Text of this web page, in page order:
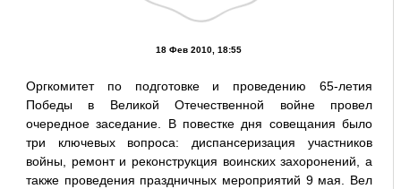
18 Фев 2010, 18:55
Оргкомитет по подготовке и проведению 65-летия
Победы в Великой Отечественной войне провел
очередное заседание. В повестке дня совещания было
три ключевых вопроса: диспансеризация участников
войны, ремонт и реконструкция воинских захоронений, а
также проведения праздничных мероприятий 9 мая. Вел